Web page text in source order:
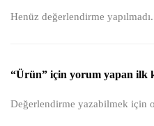
Henüz değerlendirme yapılmadı.
“Ürün” için yorum yapan ilk
Değerlendirme yazabilmek için